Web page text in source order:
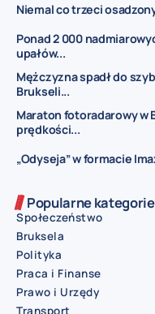
Niemal co trzeci
Ponad 2 000
upałów...
Mężczyzna spadł do
Brukseli...
Maraton fotoradarowy w
prędkości...
„Odyseja” w formacie
Popularne kategorie
Społeczeństwo
Bruksela
Polityka
Praca i Finanse
Prawo i Urzędy
Transport